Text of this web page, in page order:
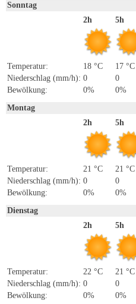
Sonntag
2h
Temperatur:
18 °C
Niederschlag (mm/h): 0
Bewölkung:
0%
5h
17 °C
0
0%
Montag
2h
Temperatur:
21 °C
Niederschlag (mm/h): 0
Bewölkung:
0%
5h
21 °C
0
0%
Dienstag
2h
Temperatur:
22 °C
Niederschlag (mm/h): 0
Bewölkung:
0%
5h
21 °C
0
0%